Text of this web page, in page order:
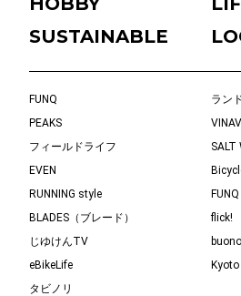
SUSTAINABLE
FUNQ
ラン
PEAKS
フィールドライフ
SALT
EVEN
RUNNING style
BLADES（ブレード）
flick!
じゆけんTV
buono
eBikeLife
タビノリ